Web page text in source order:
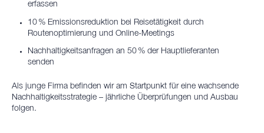
erfassen
10 % Emissionsreduktion bei Reisetätigkeit durch
Routenoptimierung und Online-Meetings
Nachhaltigkeitsanfragen an 50 % der Hauptlieferanten
senden
Als junge Firma befinden wir am Startpunkt für eine wachsende
Nachhaltigkeitsstrategie – jährliche Überprüfungen und Ausbau
folgen.